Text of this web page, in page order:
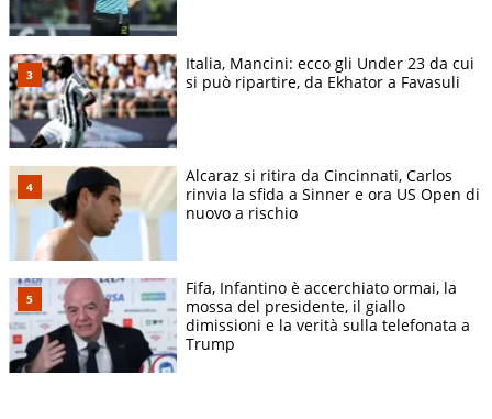
Italia, Mancini: ecco gli Under 23 da cui
si può ripartire, da Ekhator a Favasuli
Alcaraz si ritira da Cincinnati, Carlos
rinvia la sfida a Sinner e ora US Open di
nuovo a rischio
Fifa, Infantino è accerchiato ormai, la
mossa del presidente, il giallo
dimissioni e la verità sulla telefonata a
Trump